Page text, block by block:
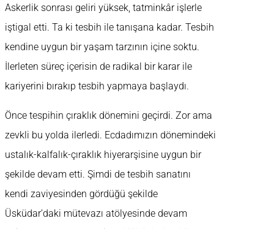
Askerlik sonrası geliri yüksek, tatminkâr işlerle
iştigal etti. Ta ki tesbih ile tanışana kadar. Tesbih
kendine uygun bir yaşam tarzının içine soktu.
İlerleten süreç içerisin de radikal bir karar ile
kariyerini bırakıp tesbih yapmaya başlaydı.
Önce tespihin çıraklık dönemini geçirdi. Zor ama
zevkli bu yolda ilerledi. Ecdadımızın dönemindeki
ustalık-kalfalık-çıraklık hiyerarşisine uygun bir
şekilde devam etti. Şimdi de tesbih sanatını
kendi zaviyesinden gördüğü şekilde
Üsküdar’daki mütevazı atölyesinde devam